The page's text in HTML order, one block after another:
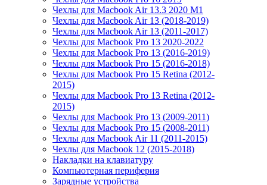
Чехлы для Macbook Air 13.3 2020 M1
Чехлы для Macbook Air 13 (2018-2019)
Чехлы для Macbook Air 13 (2011-2017)
Чехлы для Macbook Pro 13 2020-2022
Чехлы для Macbook Pro 13 (2016-2019)
Чехлы для Macbook Pro 15 (2016-2018)
Чехлы для Macbook Pro 15 Retina (2012-
2015)
Чехлы для Macbook Pro 13 Retina (2012-
2015)
Чехлы для Macbook Pro 13 (2009-2011)
Чехлы для Macbook Pro 15 (2008-2011)
Чехлы для Macbook Air 11 (2011-2015)
Чехлы для Macbook 12 (2015-2018)
Накладки на клавиатуру
Компьютерная периферия
Зарядные устройства